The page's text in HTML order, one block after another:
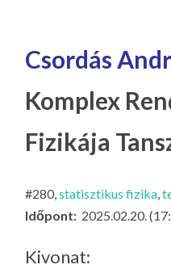
Csordás
Komplex
Fizikája
#280,statisztikus fizika,
Időpont: 2025.02.20.
Kivonat: